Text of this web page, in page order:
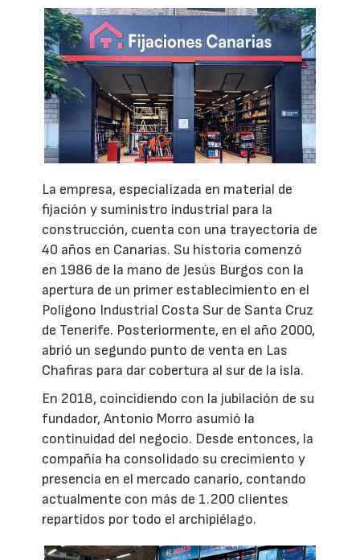
La empresa, especializada en material de
fijación y suministro industrial para la
construcción, cuenta con una trayectoria de
40 años en Canarias. Su historia comenzó
en 1986 de la mano de Jesús Burgos con la
apertura de un primer establecimiento en el
Polígono Industrial Costa Sur de Santa Cruz
de Tenerife. Posteriormente, en el año 2000,
abrió un segundo punto de venta en Las
Chafiras para dar cobertura al sur de la isla.
En 2018, coincidiendo con la jubilación de su
fundador, Antonio Morro asumió la
continuidad del negocio. Desde entonces, la
compañía ha consolidado su crecimiento y
presencia en el mercado canario, contando
actualmente con más de 1.200 clientes
repartidos por todo el archipiélago.